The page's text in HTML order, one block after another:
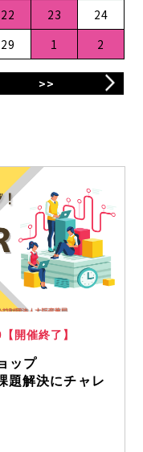
>>
22 23
24
29 1 2
開催終了】
ップ
題解決にチャレ